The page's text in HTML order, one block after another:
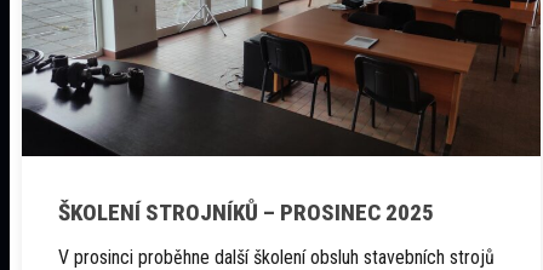
O ZTS
Služby
O nás
KontaktŠKOLENÍ STROJNÍKŮ – PROSINEC 2025
V prosinci proběhne další školení obsluh stavebních strojů